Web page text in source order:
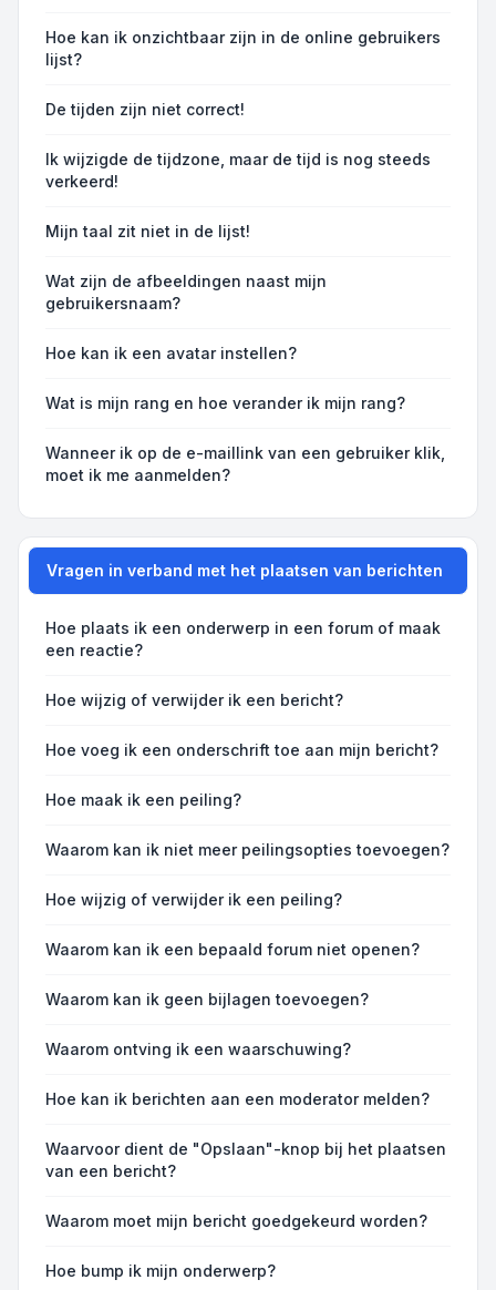
Hoe kan ik onzichtbaar zijn in de online gebruikers
lijst?
De tijden zijn niet correct!
Ik wijzigde de tijdzone, maar de tijd is nog steeds
verkeerd!
Mijn taal zit niet in de lijst!
Wat zijn de afbeeldingen naast mijn
gebruikersnaam?
Hoe kan ik een avatar instellen?
Wat is mijn rang en hoe verander ik mijn rang?
Wanneer ik op de e-maillink van een gebruiker klik,
moet ik me aanmelden?
Vragen in verband met het plaatsen van berichten
Hoe plaats ik een onderwerp in een forum of maak
een reactie?
Hoe wijzig of verwijder ik een bericht?
Hoe voeg ik een onderschrift toe aan mijn bericht?
Hoe maak ik een peiling?
Waarom kan ik niet meer peilingsopties toevoegen?
Hoe wijzig of verwijder ik een peiling?
Waarom kan ik een bepaald forum niet openen?
Waarom kan ik geen bijlagen toevoegen?
Waarom ontving ik een waarschuwing?
Hoe kan ik berichten aan een moderator melden?
Waarvoor dient de "Opslaan"-knop bij het plaatsen
van een bericht?
Waarom moet mijn bericht goedgekeurd worden?
Hoe bump ik mijn onderwerp?